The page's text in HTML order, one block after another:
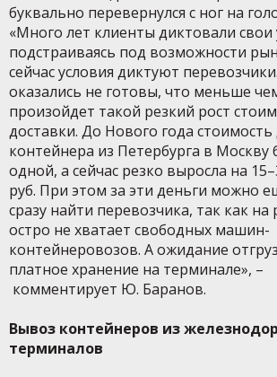
буквально перевернулся с ног на
«Много лет клиенты диктовали свои
подстраиваясь под возможности
сейчас условия диктуют
оказались не готовы, что меньше
произойдет такой резкий рост
доставки. До Нового года стоимость
контейнера из Петербурга в Москву
одной, а сейчас резко выросла на
руб. При этом за эти деньги можно
сразу найти перевозчика, так как на
остро не хватает свободных машин-
контейнеровозов. А ожидание
платное хранение на терминале», –
комментирует Ю. Баранов.
Вывоз контейнеров из
терминалов